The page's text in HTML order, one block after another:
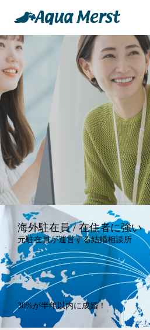
海外駐在員 / 在住者に強い
元駐在員が運営する結婚相談所
30%が半年以内に成婚！